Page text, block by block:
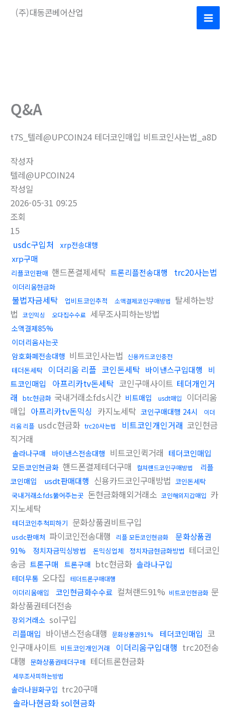
(주)대동콘베어산업
Main
Q&A
t7S_텔레@UPCOIN24 테더코인매입 비트코인사는법_a8D
작성자
텔레@UPCOIN24
작성일
2026-05-31 09:25
조회
15
usdc구입처
xrp전송대행
xrp구매
리플코인판매 핸드폰결제세탁 트론리플전송대행 trc20사는법
이더리움현금화
불법자금세탁 업비트코인추적 소액결제코인구매방법
탈세하는방
법
코인믹싱 오다집수수료 세무조사피하는방법
소액결제85%
이더리움사는곳
암호화폐전송대행 비트코인사는법 신용카드코인충전
테더돈세탁 이더리움 리플 코인돈세탁 바이낸스구입대행
비
트코인매입
아프리카tv돈세탁 코인구매사이트 테더개인거
래 btc현금화 국내거래소fds시간 비트매입 usdt매입
이더리움
매입 아프리카tv돈믹싱 카지노세탁 코인구매대행 24시
이더
리움 리플 usdc현금화 trc20사는법 비트코인개인거래 코인현금
직거래
솔라나구매 바이낸스전송대행 비트코인퀵거래 테더코인매입
모든코인현금화 핸드폰결제테더구매 컬쳐랜드코인구매방법
리플
코인매입
usdt판매대행 신용카드코인구매방법 코인돈세탁
국내거래소fds뚫어주는곳 돈현금화해외거래소 코인해외지갑매입 카
지노세탁
테더코인추척피하기 문화상품권비트구입
usdc판매처 파이코인전송대행 리플 모든코인현금화
문화상품권
91%
정치자금믹싱방법 돈믹싱업체 정치자금현금화방법 테더코인
송금 트론구매 트론구매 btc현금화 솔라나구입
테더무통 오다집 테더트론구매대행
이더리움매입 코인현금화수수료 컬쳐랜드91% 비트코인현금화 문
화상품권테더전송
장외거래소 sol구입
리플매입 바이낸스전송대행 문화상품권91% 테더코인매입 코
인구매사이트 비트코인개인거래 이더리움구입대행 trc20전송
대행
문화상품권테더구매 테더트론현금화
세무조사피하는방법
솔라나원화구입 trc20구매
솔라나현금화 sol현금화